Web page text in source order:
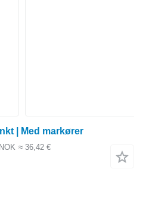
| Med markører
≈ 36,42 €